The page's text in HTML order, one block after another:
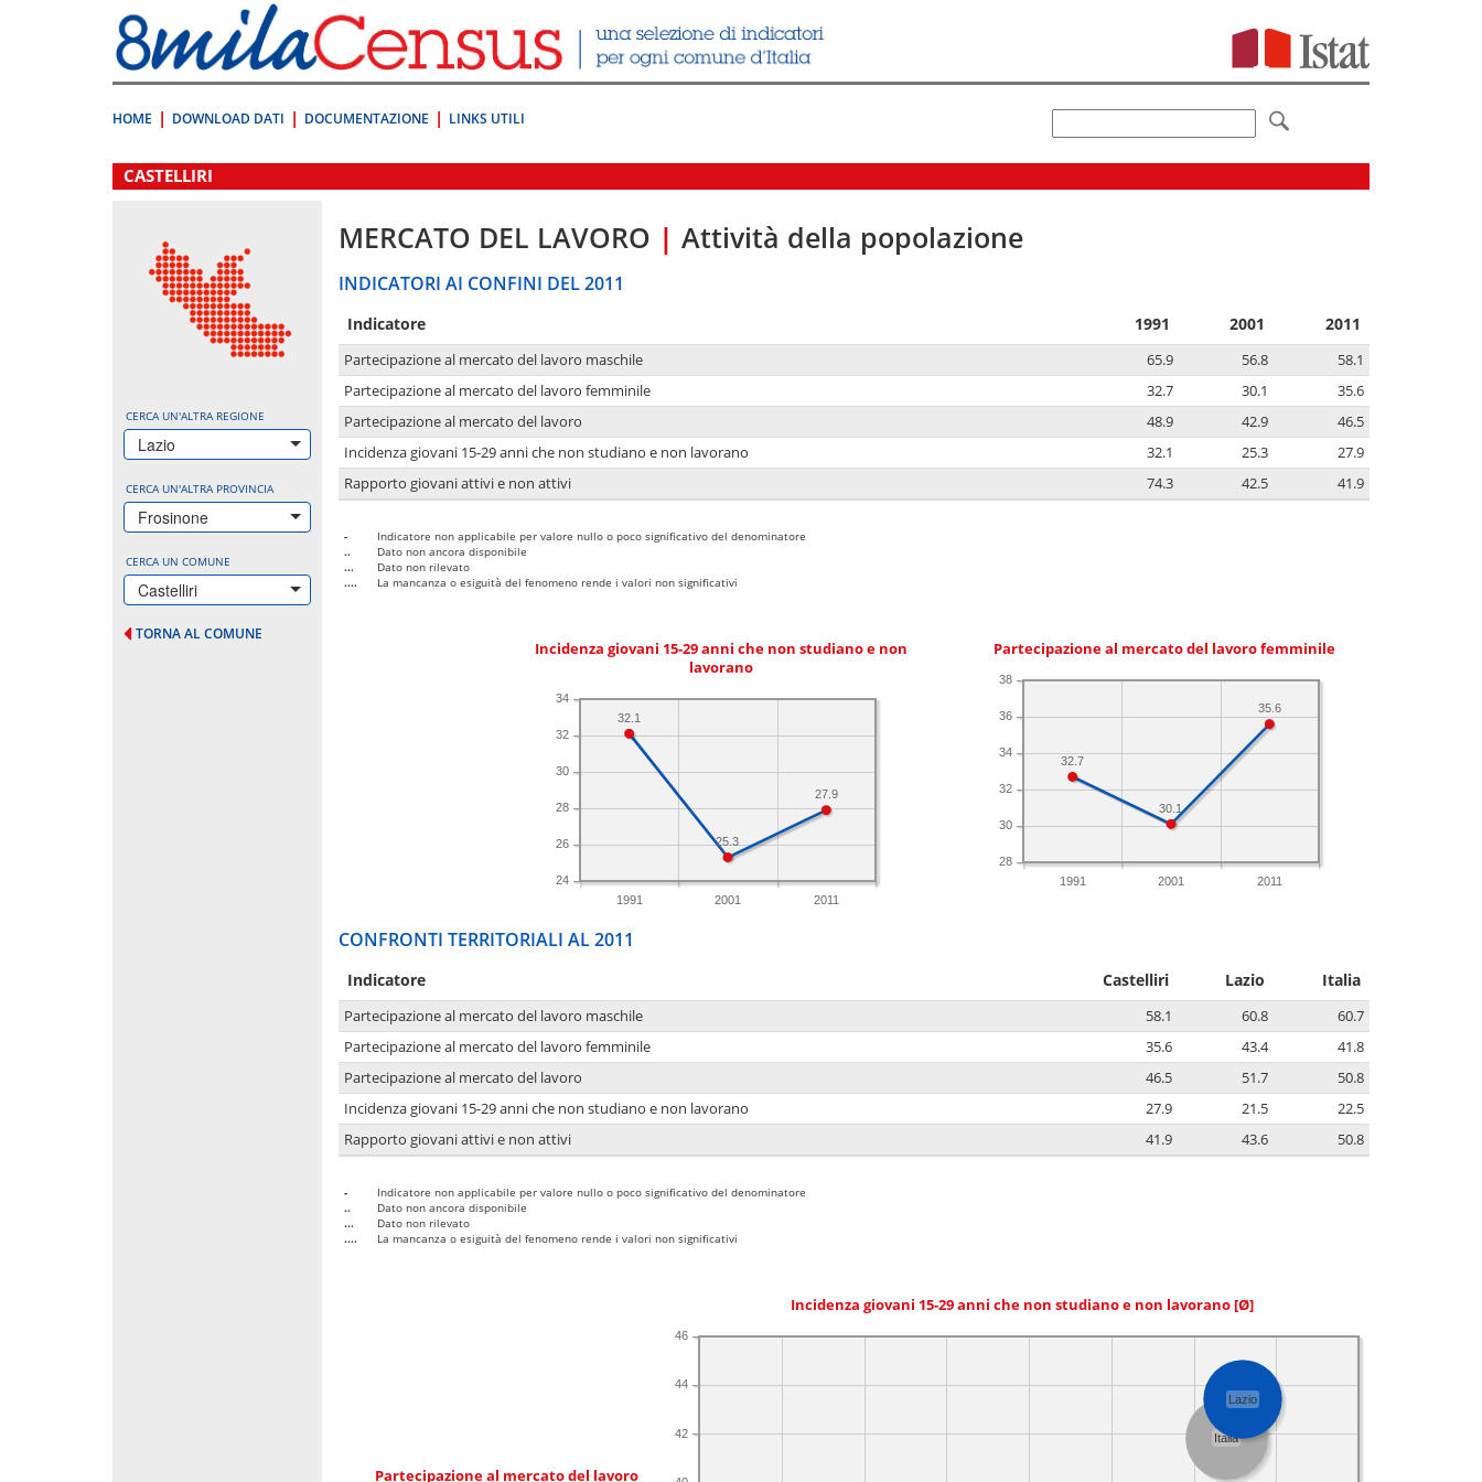
direttamente
a:
Contenuto
HOME DOWNLOAD DATI DOCUMENTAZIONE LINKS UTILI
.
CASTELLIRI
CERCA UN'ALTRA REGIONE
Lazio
CERCA UN'ALTRA PROVINCIA
Frosinone
CERCA UN COMUNE
Castelliri
TORNA AL COMUNE
MERCATO DEL LAVORO | Attività della popolazione
INDICATORI AI CONFINI DEL 2011
Indicatore 1991 2001 2011
Partecipazione al mercato del lavoro maschile 65.9 56.8
58.1
Partecipazione al mercato del lavoro femminile
32.7 30.1
35.6
Partecipazione al mercato del lavoro
48.9 42.9
46.5
Incidenza giovani 15-29 anni che non studiano e non lavorano
32.1 25.3
27.9
Rapporto giovani attivi e non attivi
74.3 42.5 41.9
-
Indicatore non applicabile per valore nullo o poco significativo del denominatore
..
Dato non ancora disponibile
...
Dato non rilevato
....
La mancanza o esiguità del fenomeno rende i valori non significativi
Incidenza giovani 15-29 anni che non studiano e non
lavorano
1991 2001 2011
24
26
28
30
32
34
27.9
25.3
32.1
Partecipazione al mercato del lavoro femminile
1991 2001 2011
28
30
32
34
36
38
35.6
30.1
32.7
CONFRONTI TERRITORIALI AL 2011
Indicatore Castelliri Lazio Italia
Partecipazione al mercato del lavoro maschile 58.1 60.8
60.7
Partecipazione al mercato del lavoro femminile
35.6 43.4
41.8
Partecipazione al mercato del lavoro
46.5 51.7
50.8
Incidenza giovani 15-29 anni che non studiano e non lavorano
27.9 21.5
22.5
Rapporto giovani attivi e non attivi
41.9 43.6 50.8
-
Indicatore non applicabile per valore nullo o poco significativo del denominatore
..
Dato non ancora disponibile
...
Dato non rilevato
....
La mancanza o esiguità del fenomeno rende i valori non significativi
Incidenza giovani 15-29 anni che non studiano e non lavorano [Ø]
Partecipazione al mercato del lavoro
42
44
46
Italia
Lazio